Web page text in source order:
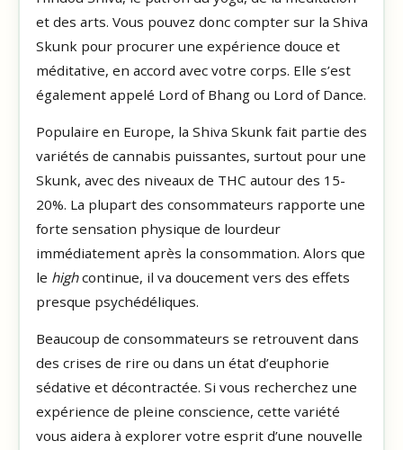
et des arts. Vous pouvez donc compter sur la Shiva
Skunk pour procurer une expérience douce et
méditative, en accord avec votre corps. Elle s’est
également appelé Lord of Bhang ou Lord of Dance.
Populaire en Europe, la Shiva Skunk fait partie des
variétés de cannabis puissantes, surtout pour une
Skunk, avec des niveaux de THC autour des 15-
20%. La plupart des consommateurs rapporte une
forte sensation physique de lourdeur
immédiatement après la consommation. Alors que
le highcontinue, il va doucement vers des effets
presque psychédéliques.
Beaucoup de consommateurs se retrouvent dans
des crises de rire ou dans un état d’euphorie
sédative et décontractée. Si vous recherchez une
expérience de pleine conscience, cette variété
vous aidera à explorer votre esprit d’une nouvelle